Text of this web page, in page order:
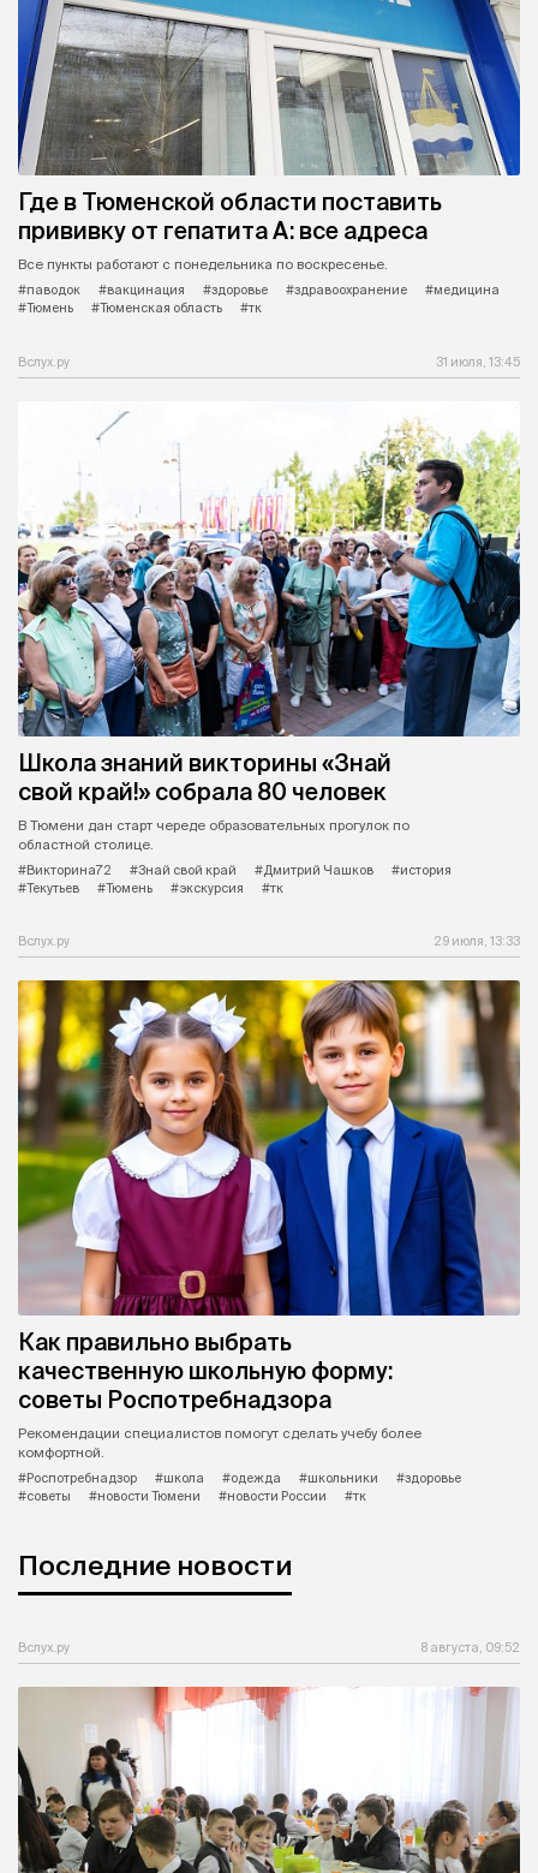
Где в Тюменской области поставить
прививку от гепатита А: все адреса
Все пункты работают с понедельника по воскресенье.
#паводок
#вакцинация #здоровье #здравоохранение
#медицина
#Тюмень
#Тюменская область #тк
Вслух.ру 31 июля, 13:45
Школа знаний викторины «Знай
свой край!» собрала 80 человек
В Тюмени дан старт череде образовательных прогулок по
областной столице.
#Викторина72
#Знай свой край #Дмитрий Чашков
#история
#Текутьев
#Тюмень #экскурсия #тк
Вслух.ру 29 июля, 13:33
Как правильно выбрать
качественную школьную форму:
советы Роспотребнадзора
Рекомендации специалистов помогут сделать учебу более
комфортной.
#Роспотребнадзор
#школа #одежда #школьники
#здоровье
#советы
#новости Тюмени #новости России #тк
Последние новости
Вслух.ру 8 августа, 09:52